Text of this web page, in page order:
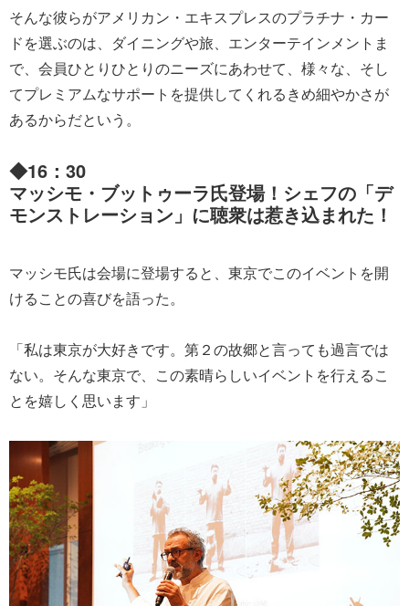
そんな彼らがアメリカン・エキスプレスのプラチナ・カー
ドを選ぶのは、ダイニングや旅、エンターテインメントま
で、会員ひとりひとりのニーズにあわせて、様々な、そし
てプレミアムなサポートを提供してくれるきめ細やかさが
あるからだという。
◆16：30
マッシモ・ブットゥーラ氏登場！シェフの「デ
モンストレーション」に聴衆は惹き込まれた！
マッシモ氏は会場に登場すると、東京でこのイベントを開
けることの喜びを語った。
「私は東京が大好きです。第２の故郷と言っても過言では
ない。そんな東京で、この素晴らしいイベントを行えるこ
とを嬉しく思います」